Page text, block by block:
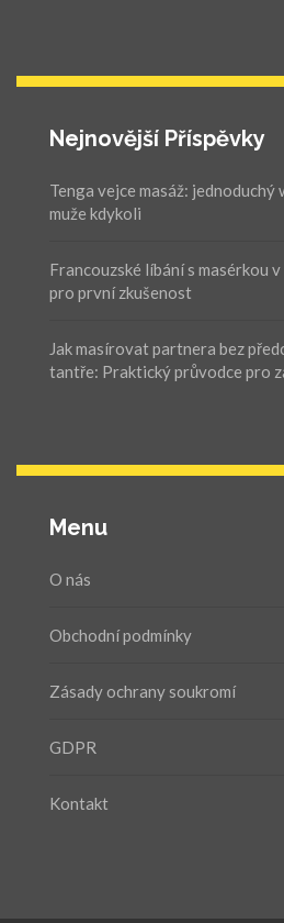
Nejnovější Příspěvky
Tenga vejce masáž:
muže kdykoli
Francouzské líbání s masérkou
pro první zkušenost
Jak masírovat partnera bez
tantře: Praktický průvodce pro
Menu
O nás
Obchodní podmínky
Zásady ochrany soukromí
GDPR
Kontakt